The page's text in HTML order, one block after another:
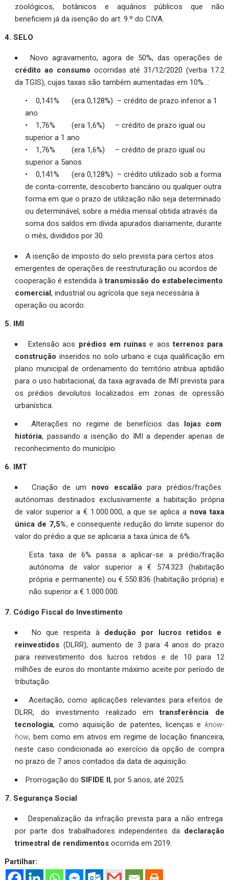
zoológicos, botânicos e aquários públicos que não
beneficiem já da isenção do art. 9.º do CIVA.
4. SELO
Novo agravamento, agora de 50%, das operações de
crédito ao consumo ocorridas até 31/12/2020 (verba 17.2
da TGIS), cujas taxas são também aumentadas em 10%…:
• 0,141% (era 0,128%) – crédito de prazo inferior a 1
ano
• 1,76% (era 1,6%) – crédito de prazo igual ou
superior a 1 ano
• 1,76% (era 1,6%) – crédito de prazo igual ou
superior a 5anos
• 0,141% (era 0,128%) – crédito utilizado sob a forma
de conta-corrente, descoberto bancário ou qualquer outra
forma em que o prazo de utilização não seja determinado
ou determinável, sobre a média mensal obtida através da
soma dos saldos em dívida apurados diariamente, durante
o mês, divididos por 30.
A isenção de imposto do selo prevista para certos atos
emergentes de operações de reestruturação ou acordos de
cooperação é estendida àtransmissão do estabelecimento
comercial, industrial ou agrícola que seja necessária à
operação ou acordo.
5. IMI
Extensão aos prédios em ruínase aosterrenos para
construção inseridos no solo urbano e cuja qualificação em
plano municipal de ordenamento do território atribua aptidão
para o uso habitacional, da taxa agravada de IMI prevista para
os prédios devolutos localizados em zonas de opressão
urbanística.
Alterações no regime de benefícios das lojas com
história, passando a isenção do IMI a depender apenas de
reconhecimento do município.
6. IMT
Criação de um novo escalãopara prédios/frações
autónomas destinados exclusivamente a habitação própria
de valor superior a € 1.000.000, a que se aplica a nova taxa
única de 7,5%, e consequente redução do limite superior do
valor do prédio a que se aplicaria a taxa única de 6%.
Esta taxa de 6% passa a aplicar-se a prédio/fração
autónoma de valor superior a € 574.323 (habitação
própria e permanente) ou € 550.836 (habitação própria) e
não superior a € 1.000.000.
7. Código Fiscal do Investimento
No que respeita à dedução por lucros retidos e
reinvestidos (DLRR), aumento de 3 para 4 anos do prazo
para reinvestimento dos lucros retidos e de 10 para 12
milhões de euros do montante máximo aceite por período de
tributação.
Aceitação, como aplicações relevantes para efeitos de
DLRR, do investimento realizado emtransferência de
tecnologia, como aquisição de patentes, licenças e know-
how, bem como em ativos em regime de locação financeira,
neste caso condicionada ao exercício da opção de compra
no prazo de 7 anos contados da data de aquisição.
Prorrogação doSIFIDE II, por 5 anos, até 2025.
7. Segurança Social
Despenalização da infração prevista para a não entrega
por parte dos trabalhadores independentes da declaração
trimestral de rendimentos ocorrida em 2019.
Partilhar: